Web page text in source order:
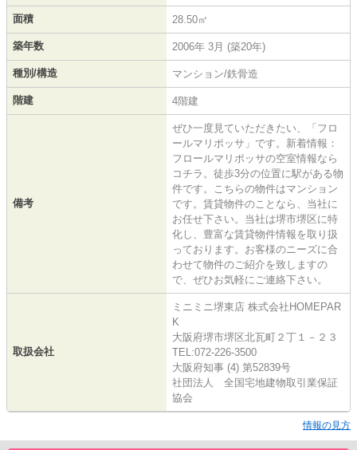
面積 28.50㎡
築年数 2006年 3月 (築20年)
種別/構造 マンション/鉄骨造
階建 4階建
備考
ぜひ一度見ていただきたい、「フロ
ールマリポッサ」です。新着情報：
フロールマリポッサの空室情報なら
コチラ。徒歩3分の位置に駅がある物
件です。こちらの物件はマンション
です。賃貸物件のことなら、当社に
お任せ下さい。当社は堺市堺区に特
化し、豊富な賃貸物件情報を取り扱
っております。お客様のニーズに合
わせて物件のご紹介を致しますの
で、ぜひお気軽にご連絡下さい。
取扱会社
ミニミニ堺東店 株式会社HOMEPAR
K
大阪府堺市堺区北瓦町２丁１－２３
TEL:072-226-3500
大阪府知事 (4) 第52839号
社団法人 全国宅地建物取引業保証
協会
情報の見方